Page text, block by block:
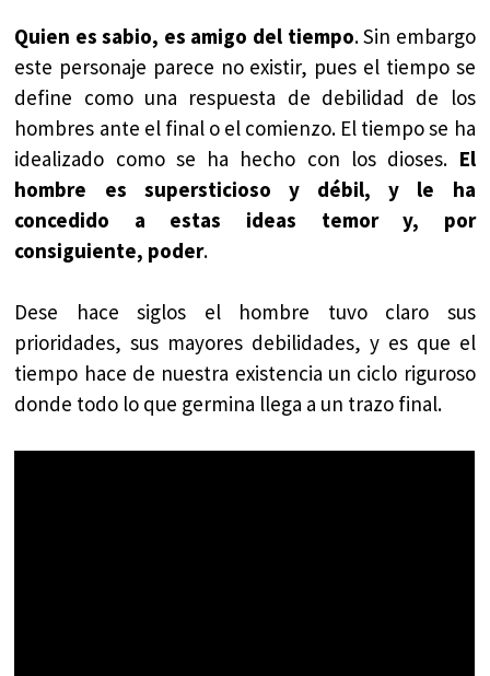
Quien es sabio, es amigo del tiempo. Sin embargo
este personaje parece no existir, pues el tiempo se
define como una respuesta de debilidad de los
hombres ante el final o el comienzo. El tiempo se ha
idealizado como se ha hecho con los dioses. El
hombre es supersticioso y débil, y le ha
concedido a estas ideas temor y, por
consiguiente, poder.
Dese hace siglos el hombre tuvo claro sus
prioridades, sus mayores debilidades, y es que el
tiempo hace de nuestra existencia un ciclo riguroso
donde todo lo que germina llega a un trazo final.